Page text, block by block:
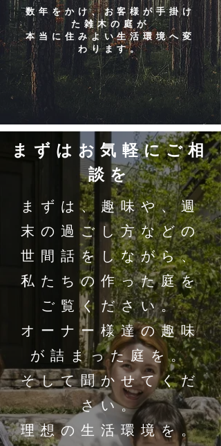
数年をかけ、お客様が手掛け
た雑木の庭が
本当に住みよい生活環境へ変
わります。
まずはお気軽にご相
談を
まずは、趣味や、週
末の過ごし方などの
世間話をしながら、
私たちの作った庭を
ご覧ください。
オーナー様達の趣味
が詰まった庭を。
そして聞かせてくだ
さい。
理想の生活環境を。